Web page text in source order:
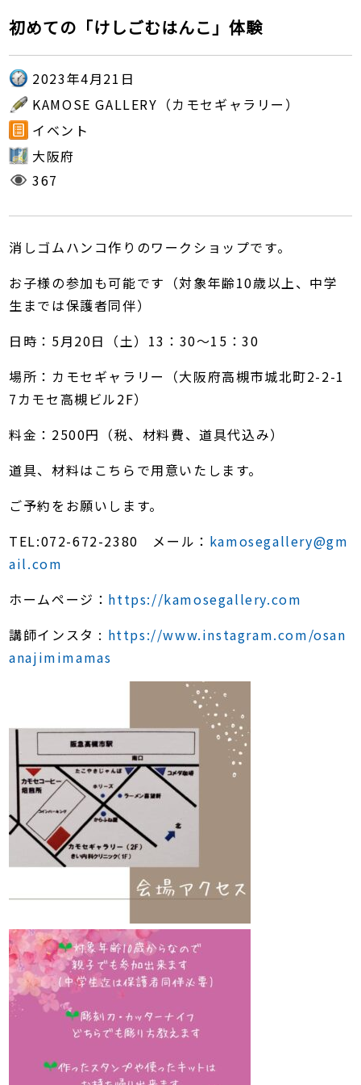
初めての「けしごむはんこ」体験
2023年4月21日
KAMOSE GALLERY（カモセギャラリー）
イベント
大阪府
367
消しゴムハンコ作りのワークショップです。
お子様の参加も可能です（対象年齢10歳以上、中学
生までは保護者同伴）
日時：5月20日（土）13：30～15：30
場所：カモセギャラリー（大阪府高槻市城北町2-2-1
7カモセ高槻ビル2F）
料金：2500円（税、材料費、道具代込み）
道具、材料はこちらで用意いたします。
ご予約をお願いします。
TEL:072-672-2380 メール： kamosegallery@gm
ail.com
ホームページ： https://kamosegallery.com
講師インスタ : https://www.instagram.com/osan
anajimimamas